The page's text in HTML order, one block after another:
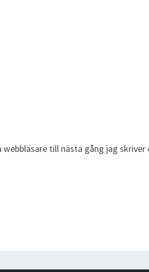
till nästa gång jag skriver